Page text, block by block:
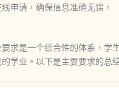
申请，确保信息准确无误。
求是一个综合性的体系，学
学业。以下是主要要求的总